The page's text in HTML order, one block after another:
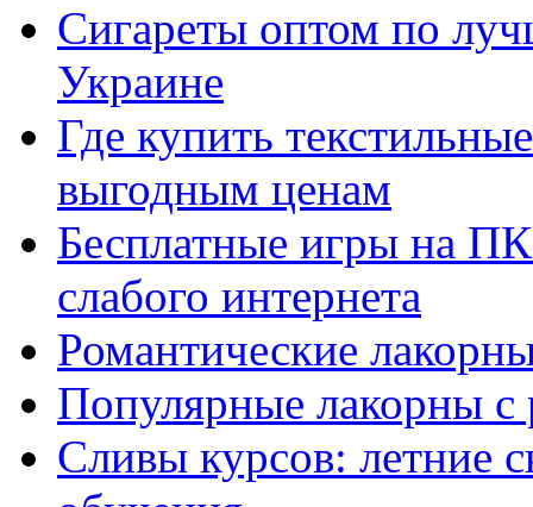
Сигареты оптом по
Украине
Где купить
выгодным ценам
Бесплатные игры на
слабого интернета
Романтические
Популярные лакорны с
Сливы курсов: летние